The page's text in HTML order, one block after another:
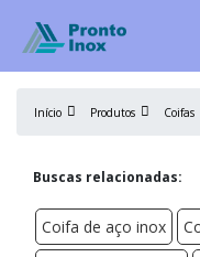
Início Produtos Coifas
Buscas relacionadas:
Coifa de aço inox